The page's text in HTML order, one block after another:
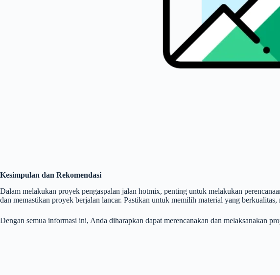
Kesimpulan dan Rekomendasi
Dalam melakukan proyek pengaspalan jalan hotmix, penting untuk melakukan
dan memastikan proyek berjalan lancar. Pastikan untuk memilih material yang
Dengan semua informasi ini, Anda diharapkan dapat merencanakan dan melaksanakan